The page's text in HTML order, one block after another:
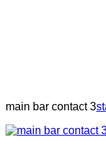
main bar contact 3